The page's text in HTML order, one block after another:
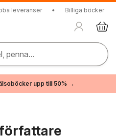
leveranser • Billiga böcker
penna...
upp till 50% →